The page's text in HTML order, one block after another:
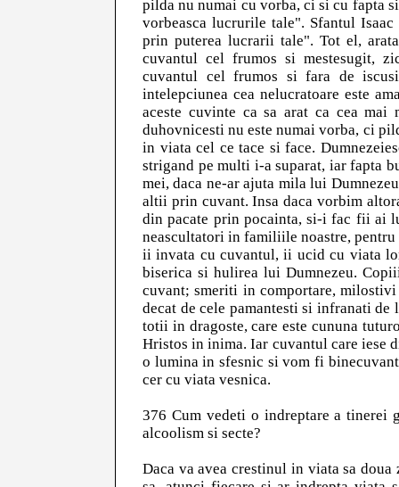
pilda nu numai cu vorba, ci si cu fapta
vorbeasca lucrurile tale". Sfantul
prin puterea lucrarii tale". Tot el,
cuvantul cel frumos si mestesugit,
cuvantul cel frumos si fara de
intelepciunea cea nelucratoare este
aceste cuvinte ca sa arat ca cea
duhovnicesti nu este numai vorba, ci
in viata cel ce tace si face.
strigand pe multi i-a suparat, iar fapta
mei, daca ne-ar ajuta mila lui
altii prin cuvant. Insa daca vorbim
din pacate prin pocainta, si-i fac fii ai
neascultatori in familiile noastre,
ii invata cu cuvantul, ii ucid cu viata
biserica si hulirea lui Dumnezeu.
cuvant; smeriti in comportare,
decat de cele pamantesti si infranati de
totii in dragoste, care este cununa
Hristos in inima. Iar cuvantul care iese
o lumina in sfesnic si vom fi
cer cu viata vesnica.
376 Cum vedeti o indreptare a tinerei
alcoolism si secte?
Daca va avea crestinul in viata sa